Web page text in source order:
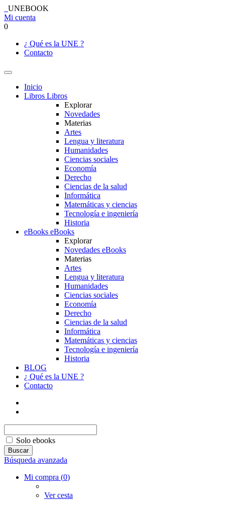
UNEBOOK
Mi cuenta
0
¿ Qué es la UNE ?
Contacto
Inicio
Libros Libros
Explorar
Novedades
Materias
Artes
Lengua y literatura
Humanidades
Ciencias sociales
Economía
Derecho
Ciencias de la salud
Informática
Matemáticas y ciencias
Tecnología e ingeniería
Historia
eBooks eBooks
Explorar
Novedades eBooks
Materias
Artes
Lengua y literatura
Humanidades
Ciencias sociales
Economía
Derecho
Ciencias de la salud
Informática
Matemáticas y ciencias
Tecnología e ingeniería
Historia
BLOG
¿ Qué es la UNE ?
Contacto
Solo ebooks
Búsqueda avanzada
Mi compra (0)
Ver cesta